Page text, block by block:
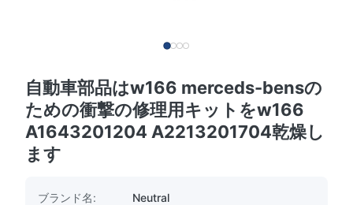
自動車部品はw166 merceds-bensの
ための衝撃の修理用キットをw166
A1643201204 A2213201704乾燥し
ます
ブランド名:
Neutral